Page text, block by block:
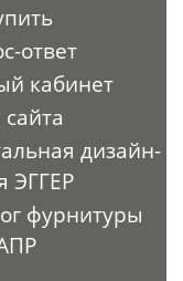
ответ
кабинет
дизайн-
ЭГГЕР
фурнитуры